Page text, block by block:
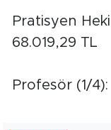
Pratisyen
68.019,29 TL
Profesör (1/